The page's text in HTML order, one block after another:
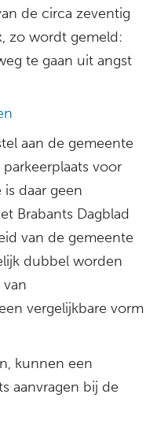
de circa zeventig
zo wordt gemeld:
te gaan uit angst
aan de gemeente
voor
daar geen
Brabants Dagblad
van de gemeente
dubbel worden
vergelijkbare vorm
kunnen een
aanvragen bij de